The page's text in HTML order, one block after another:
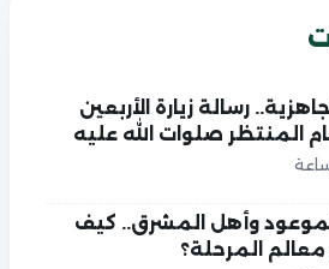
رسالة زيارة الأربعين
المنتظر صلوات الله عليه
وأهل المشرق.. كيف
المرحلة؟